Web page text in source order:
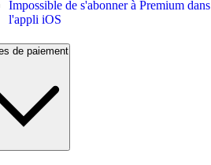
Impossible de s'abonner à Premium dans
l'appli iOS
de paiement